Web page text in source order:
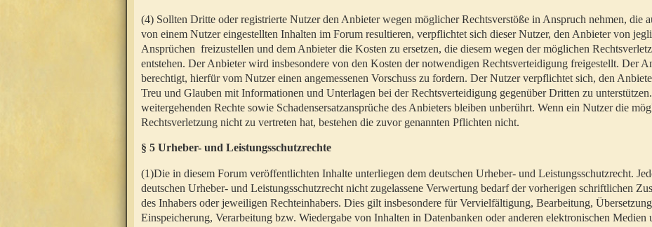
(4) Sollten Dritte oder registrierte Nutzer den Anbieter wegen möglicher Rechtsverstöße in Anspruch nehmen, die
von einem Nutzer eingestellten Inhalten im Forum resultieren, verpflichtet sich dieser Nutzer, den Anbieter von
Ansprüchen freizustellen und dem Anbieter die Kosten zu ersetzen, die diesem wegen der möglichen
entstehen. Der Anbieter wird insbesondere von den Kosten der notwendigen Rechtsverteidigung freigestellt. Der
berechtigt, hierfür vom Nutzer einen angemessenen Vorschuss zu fordern. Der Nutzer verpflichtet sich, den
Treu und Glauben mit Informationen und Unterlagen bei der Rechtsverteidigung gegenüber Dritten zu
weitergehenden Rechte sowie Schadensersatzansprüche des Anbieters bleiben unberührt. Wenn ein Nutzer die
Rechtsverletzung nicht zu vertreten hat, bestehen die zuvor genannten Pflichten nicht.
§ 5 Urheber- und Leistungsschutzrechte
(1)Die in diesem Forum veröffentlichten Inhalte unterliegen dem deutschen Urheber- und Leistungsschutzrecht.
deutschen Urheber- und Leistungsschutzrecht nicht zugelassene Verwertung bedarf der vorherigen schriftlichen
des Inhabers oder jeweiligen Rechteinhabers. Dies gilt insbesondere für Vervielfältigung, Bearbeitung,
Einspeicherung, Verarbeitung bzw. Wiedergabe von Inhalten in Datenbanken oder anderen elektronischen Medien